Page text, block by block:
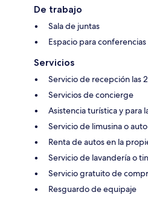
De trabajo
Sala de juntas
Espacio para
Servicios
Servicio de recepción las
Servicios de concierge
Asistencia turística y para
Servicio de limusina o
Renta de autos en la
Servicio de lavandería o
Servicio gratuito de
Resguardo de equipaje